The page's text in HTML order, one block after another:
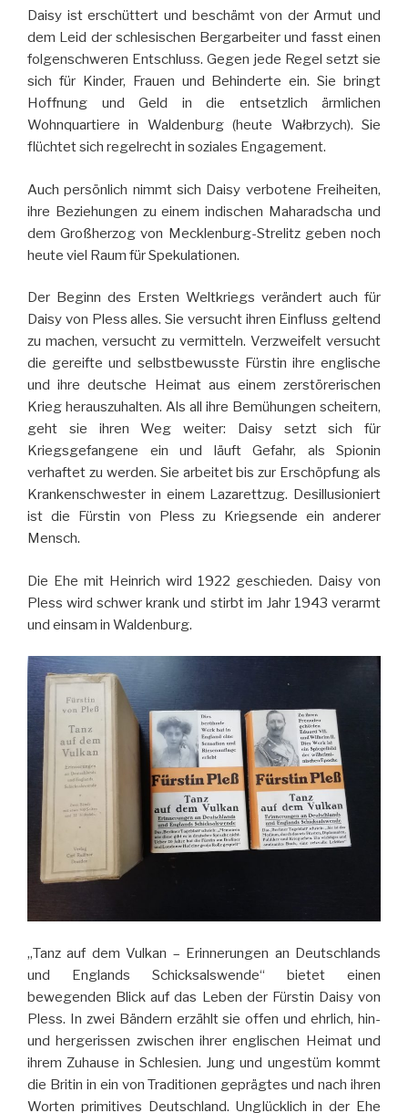
Daisy ist erschüttert und beschämt von der Armut und
dem Leid der schlesischen Bergarbeiter und fasst einen
folgenschweren Entschluss. Gegen jede Regel setzt sie
sich für Kinder, Frauen und Behinderte ein. Sie bringt
Hoffnung und Geld in die entsetzlich ärmlichen
Wohnquartiere in Waldenburg (heute Wałbrzych). Sie
flüchtet sich regelrecht in soziales Engagement.
Auch persönlich nimmt sich Daisy verbotene Freiheiten,
ihre Beziehungen zu einem indischen Maharadscha und
dem Großherzog von Mecklenburg-Strelitz geben noch
heute viel Raum für Spekulationen.
Der Beginn des Ersten Weltkriegs verändert auch für
Daisy von Pless alles. Sie versucht ihren Einfluss geltend
zu machen, versucht zu vermitteln. Verzweifelt versucht
die gereifte und selbstbewusste Fürstin ihre englische
und ihre deutsche Heimat aus einem zerstörerischen
Krieg herauszuhalten. Als all ihre Bemühungen scheitern,
geht sie ihren Weg weiter: Daisy setzt sich für
Kriegsgefangene ein und läuft Gefahr, als Spionin
verhaftet zu werden. Sie arbeitet bis zur Erschöpfung als
Krankenschwester in einem Lazarettzug. Desillusioniert
ist die Fürstin von Pless zu Kriegsende ein anderer
Mensch.
Die Ehe mit Heinrich wird 1922 geschieden. Daisy von
Pless wird schwer krank und stirbt im Jahr 1943 verarmt
und einsam in Waldenburg.
„Tanz auf dem Vulkan – Erinnerungen an Deutschlands
und Englands Schicksalswende“ bietet einen
bewegenden Blick auf das Leben der Fürstin Daisy von
Pless. In zwei Bändern erzählt sie offen und ehrlich, hin-
und hergerissen zwischen ihrer englischen Heimat und
ihrem Zuhause in Schlesien. Jung und ungestüm kommt
die Britin in ein von Traditionen geprägtes und nach ihren
Worten primitives Deutschland. Unglücklich in der Ehe